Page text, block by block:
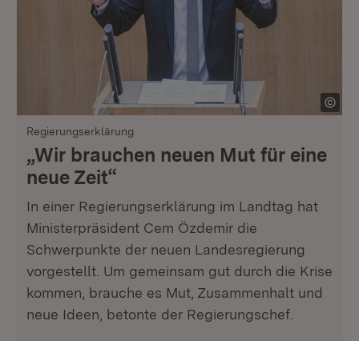
Regierungserklärung
„Wir brauchen neuen Mut für eine
neue Zeit“
In einer Regierungserklärung im Landtag hat
Ministerpräsident Cem Özdemir die
Schwerpunkte der neuen Landesregierung
vorgestellt. Um gemeinsam gut durch die Krise
kommen, brauche es Mut, Zusammenhalt und
neue Ideen, betonte der Regierungschef.